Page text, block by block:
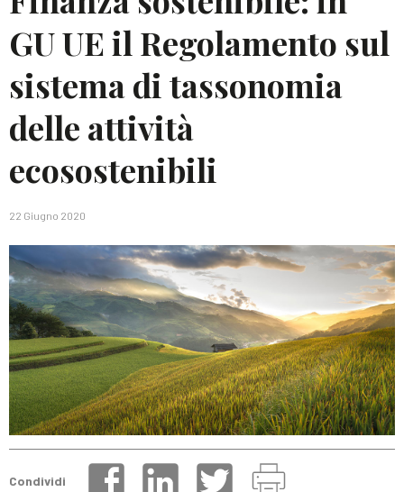
GU UE il Regolamento sul
sistema di tassonomia
delle attività
ecosostenibili
22 Giugno 2020
Condividi